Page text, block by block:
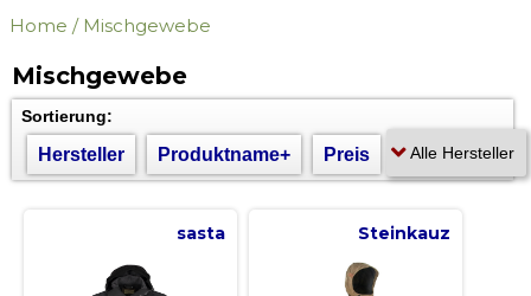
Home / Mischgewebe
Mischgewebe
Sortierung:
Hersteller Produktname+ Preis
sasta Steinkauz